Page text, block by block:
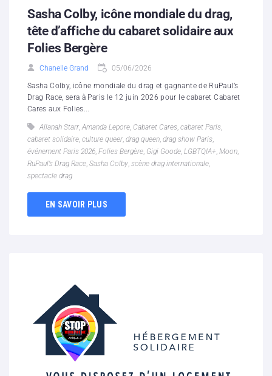
Sasha Colby, icône mondiale du drag,
tête d’affiche du cabaret solidaire aux
Folies Bergère
Chanelle Grand 05/06/2026
Sasha Colby, icône mondiale du drag et gagnante de RuPaul’s
Drag Race, sera à Paris le 12 juin 2026 pour le cabaret Cabaret
Cares aux Folies...
Allanah Starr, Amanda Lepore, Cabaret Cares, cabaret Paris,
cabaret solidaire, culture queer, drag queen, drag show Paris,
événement Paris 2026, Folies Bergère, Gigi Goode, LGBTQIA+, Moon,
RuPaul’s Drag Race, Sasha Colby, scène drag internationale,
spectacle drag
EN SAVOIR PLUS